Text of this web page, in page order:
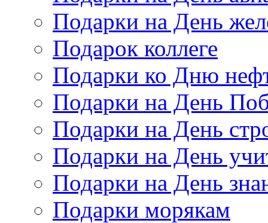
Подарки на День
Подарок коллеге
Подарки ко Дню
Подарки на День
Подарки на День
Подарки на День
Подарки на День
Подарки морякам